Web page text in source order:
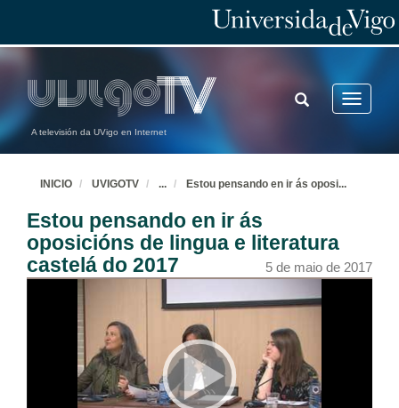
A televisión da UVigo en Internet
Toggle
TOGGLE
SEARCH
INICIO UVIGOTV ... Estou pensando en ir ás oposi...
Estou pensando en ir ás
oposicións de lingua e literatura
castelá do 2017
5 de maio de 2017